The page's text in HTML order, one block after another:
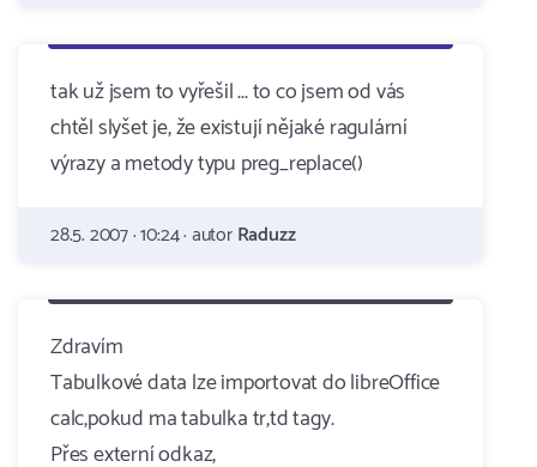
tak už jsem to vyřešil ... to co jsem od vás
chtěl slyšet je, že existují nějaké ragulární
výrazy a metody typu preg_replace()
28.5. 2007 · 10:24 · autorRaduzz
Zdravím
Tabulkové data lze importovat do libreOffice
calc,pokud ma tabulka tr,td tagy.
Přes externí odkaz,